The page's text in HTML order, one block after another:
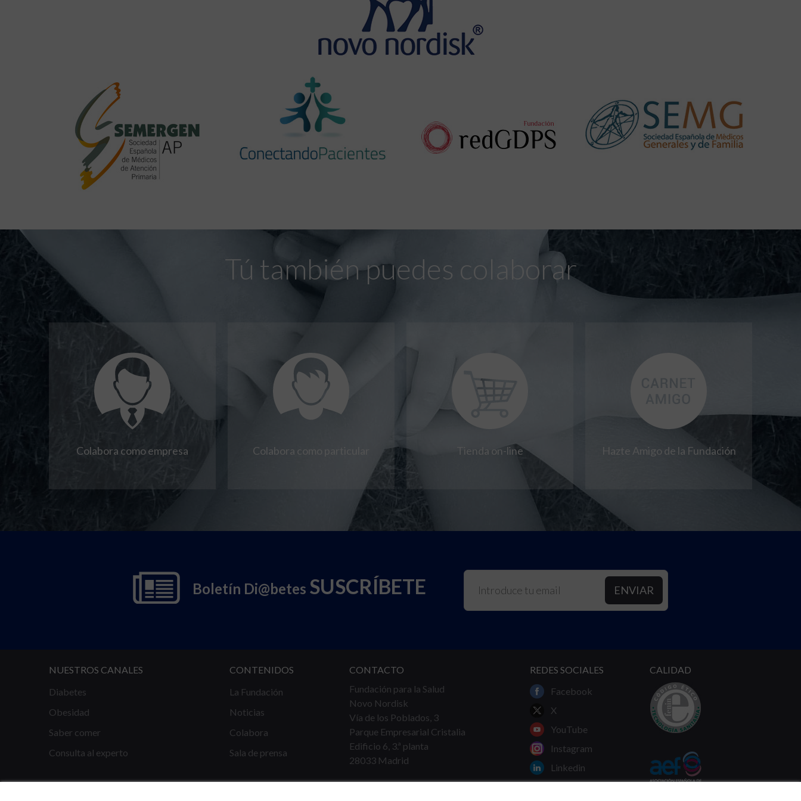
Tú también puedes colaborar
Colabora como empresa Colabora como particular Tienda on-line Hazte Amigo de la Fundación
Boletín Di@betes SUSCRÍBETE
NUESTROS CANALES
Diabetes
Obesidad
Saber comer
Consulta al experto
CONTENIDOS
La Fundación
Noticias
Colabora
Sala de prensa
CONTACTO
Fundación para la Salud
Novo Nordisk
Vía de los Poblados, 3
Parque Empresarial Cristalia
Edificio 6, 3.ª planta
28033 Madrid
REDES SOCIALES
Facebook
X
YouTube
Instagram
Linkedin
CALIDAD